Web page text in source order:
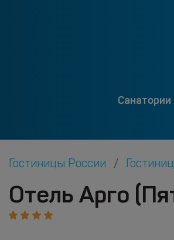
Гостиницы России
Отель Арго